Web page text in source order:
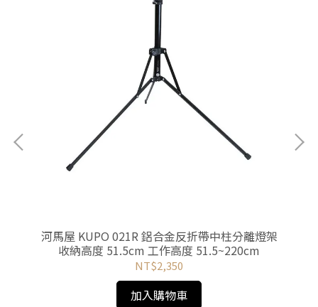
河馬屋 KUPO 021R 鋁合金反折帶中柱分離燈架
收納高度 51.5cm 工作高度 51.5~220cm
NT$2,350
加入購物車